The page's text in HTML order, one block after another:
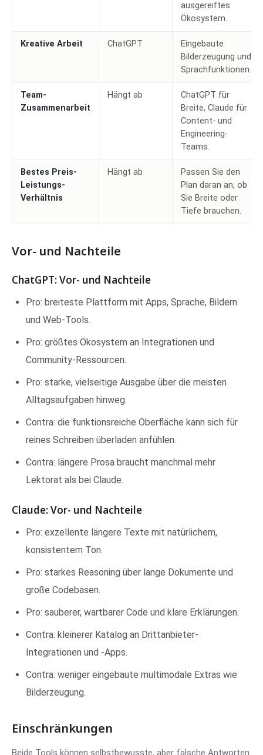
ausgereiftes
Ökosystem.
Kreative Arbeit ChatGPT
Eingebaute
Bilderzeugung und
Sprachfunktionen.
Team-
Zusammenarbeit
Hängt ab
ChatGPT für
Breite, Claude für
Content- und
Engineering-
Teams.
Bestes Preis-
Leistungs-
Verhältnis
Hängt ab
Passen Sie den
Plan daran an, ob
Sie Breite oder
Tiefe brauchen.
Vor- und Nachteile
ChatGPT: Vor- und Nachteile
Pro: breiteste Plattform mit Apps, Sprache, Bildern
und Web-Tools.
Pro: größtes Ökosystem an Integrationen und
Community-Ressourcen.
Pro: starke, vielseitige Ausgabe über die meisten
Alltagsaufgaben hinweg.
Contra: die funktionsreiche Oberfläche kann sich für
reines Schreiben überladen anfühlen.
Contra: längere Prosa braucht manchmal mehr
Lektorat als bei Claude.
Claude: Vor- und Nachteile
Pro: exzellente längere Texte mit natürlichem,
konsistentem Ton.
Pro: starkes Reasoning über lange Dokumente und
große Codebasen.
Pro: sauberer, wartbarer Code und klare Erklärungen.
Contra: kleinerer Katalog an Drittanbieter-
Integrationen und -Apps.
Contra: weniger eingebaute multimodale Extras wie
Bilderzeugung.
Einschränkungen